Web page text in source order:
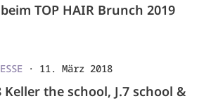
TOP HAIR Brunch 2019
· 11. März 2018
Keller the school, J.7 school &